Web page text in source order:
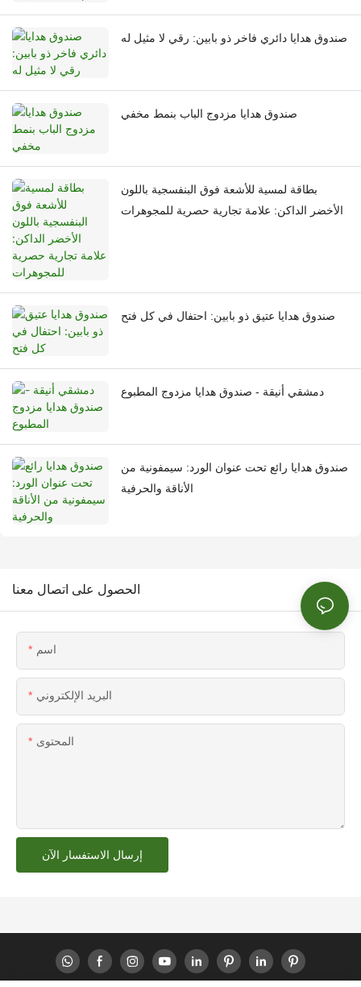
صندوق هدايا دائري فاخر ذو بابين: رقي لا مثيل له
صندوق هدايا مزدوج الباب بنمط مخفي
بطاقة لمسية للأشعة فوق البنفسجية باللون
الأخضر الداكن: علامة تجارية حصرية للمجوهرات
صندوق هدايا عتيق ذو بابين: احتفال في كل فتح
دمشقي أنيقة - صندوق هدايا مزدوج المطبوع
صندوق هدايا رائع تحت عنوان الورد: سيمفونية من
الأناقة والحرفية
الحصول على اتصال معنا
اسم
البريد الإلكتروني
المحتوى
إرسال الاستفسار الآن